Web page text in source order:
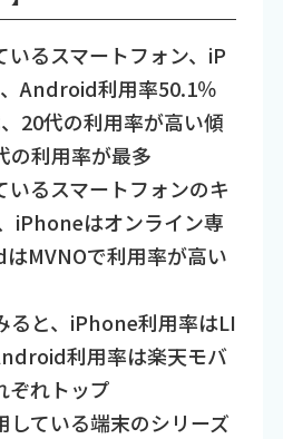
るスマートフォン、iP
Android利用率50.1％
代の利用率が高い傾
利用率が最多
るスマートフォンのキ
iPhoneはオンライン専
MVNOで利用率が高い
と、iPhone利用率はLI
利用率は楽天モバ
ぞれトップ
ている端末のシリーズ